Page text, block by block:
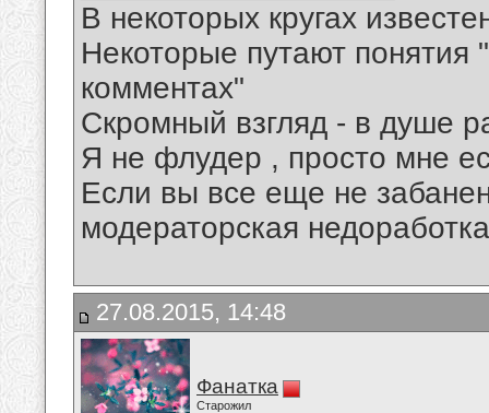
В некоторых кругах
Некоторые путают понятия
комментах"
Скромный взгляд - в душе
Я не флудер , просто мне
Если вы все еще не
модераторская
27.08.2015, 14:48
Фанатка
Старожил